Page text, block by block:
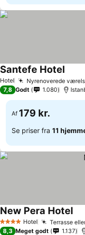
Hotel Nyrenoverede
Santefe HotelSe
7,8 Godt 1.080
Af 179 kr.
Se priser fra 11
4 StjernerHotel Terrasse
New Pera HotelSe
8,3 Meget godt 1.137